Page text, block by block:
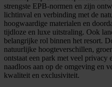
strengste EPB-normen en zijn
lichtinval en verbinding met de
hoogwaardige materialen en
tijdloze en luxe uitstraling. Ook
belangrijke rol binnen het resort.
natuurlijke hoogteverschillen,
ontstaat een park met veel
naadloos aan op de omgeving en
kwaliteit en exclusiviteit.